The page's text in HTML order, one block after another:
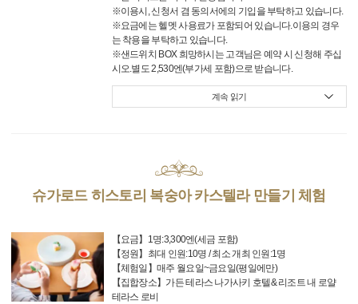
※이용시, 신청서 겸 동의서에의 기입을 부탁하고 있습니다.
※요금에는 헬멧 사용료가 포함되어 있습니다.이용의 경우
는 착용을 부탁하고 있습니다.
※샌드위치 BOX 희망하시는 고객님은 예약 시 신청해 주십
시오.별도 2,530엔(부가세 포함)으로 받습니다.
계속 읽기
슈가로드 히스토리 복숭아 카스텔라 만들기 체험
【요금】1명:3,300엔(세금 포함)
【정원】최대 인원:10명 / 최소 개최 인원:1명
【체험일】매주 월요일~금요일(평일에만)
【집합장소】가든 테라스 나가사키 호텔& 리조트 내 로얄
테라스 로비